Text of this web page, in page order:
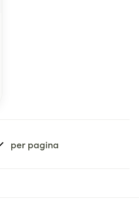
per pagina